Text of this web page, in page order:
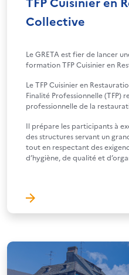
Collective
Le GRETA est fier de lancer
formation TFP Cuisinier en
Le TFP Cuisinier en
Finalité Professionnelle (TFP)
professionnelle de la
Il prépare les participants à
des structures servant un
tout en respectant des
d’hygiène, de qualité et